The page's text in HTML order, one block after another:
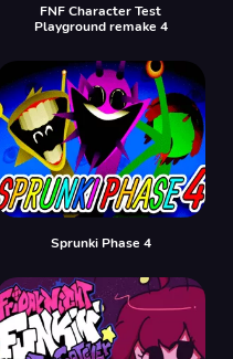
FNF Character Test
Playground remake 4
Sprunki Phase 4